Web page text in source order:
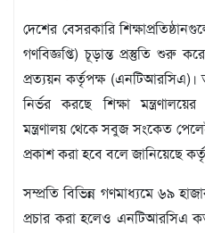
তথ্য
প্রযুক্তি
মতামত
শিল্প
সাহিত্য
আইন
অর্থনীতি
স্বাস্থ্য
দেশের বেসরকারি
গণবিজ্ঞপ্তি) চূড়ান্ত প্রস্তুতি শুরু
প্রত্যয়ন কর্তৃপক্ষ (এনটিআরসিএ)।
নির্ভর করছে শিক্ষা
মন্ত্রণালয় থেকে সবুজ সংকেত
প্রকাশ করা হবে বলে জানিয়েছে
সম্প্রতি বিভিন্ন গণমাধ্যমে ৬৯
প্রচার করা হলেও এনটিআরসিএ